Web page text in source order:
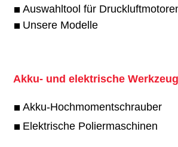
Auswahltool für
Unsere Modelle
Akku- und elektrische
Akku-Hochmomentschrauber
Elektrische Poliermaschinen